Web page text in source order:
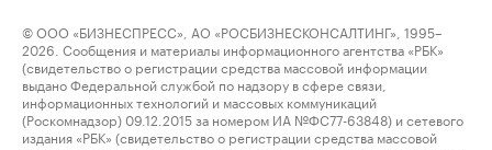
© ООО «БИЗНЕСПРЕСС», АО «РОСБИЗНЕСКОНСАЛТИНГ», 1995–
2026. Сообщения и материалы информационного агентства «РБК»
(свидетельство о регистрации средства массовой информации
выдано Федеральной службой по надзору в сфере связи,
информационных технологий и массовых коммуникаций
(Роскомнадзор) 09.12.2015 за номером ИА №ФС77-63848) и сетевого
издания «РБК» (свидетельство о регистрации средства массовой